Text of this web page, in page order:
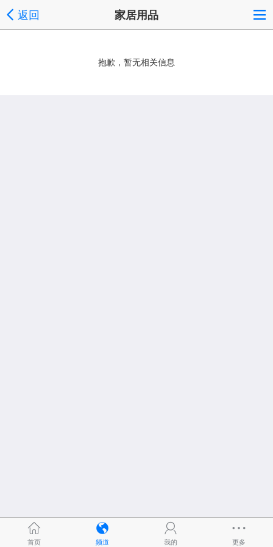
返回 家居用品
抱歉，暂无相关信息
首页 频道 我的 更多